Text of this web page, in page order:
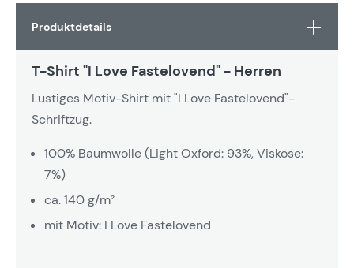
Produktdetails
T-Shirt "I Love Fastelovend" - Herren
Lustiges Motiv-Shirt mit "I Love Fastelovend"-
Schriftzug.
100% Baumwolle (Light Oxford: 93%, Viskose:
7%)
ca. 140 g/m²
mit Motiv: I Love Fastelovend